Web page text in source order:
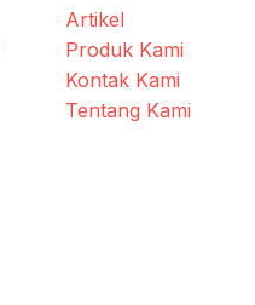
Artikel
Produk Kami
Kontak Kami
Tentang Kami